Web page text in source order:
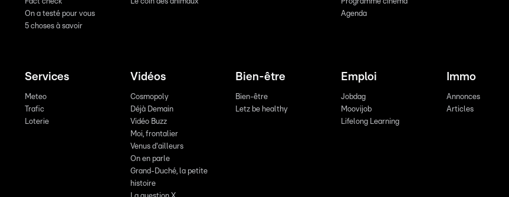
Fact check
On a testé pour vous
5 choses à savoir
Le coin des animaux
Programme cinéma
Agenda
Services
Meteo
Trafic
Loterie
Vidéos
Cosmopoly
Déjà Demain
Vidéo Buzz
Moi, frontalier
Venus d'ailleurs
On en parle
Grand-Duché, la petite
histoire
Bien-être
Bien-être
Letz be healthy
Emploi
Jobdag
Moovijob
Lifelong Learning
Immo
Annonces
Articles